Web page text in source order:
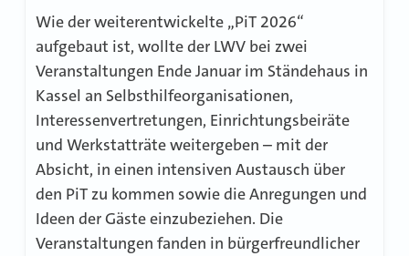
Wie der weiterentwickelte „PiT 2026“
aufgebaut ist, wollte der LWV bei zwei
Veranstaltungen Ende Januar im Ständehaus in
Kassel an Selbsthilfeorganisationen,
Interessenvertretungen, Einrichtungsbeiräte
und Werkstatträte weitergeben – mit der
Absicht, in einen intensiven Austausch über
den PiT zu kommen sowie die Anregungen und
Ideen der Gäste einzubeziehen. Die
Veranstaltungen fanden in bürgerfreundlicher